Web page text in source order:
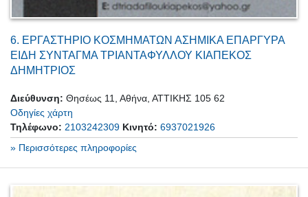
6. ΕΡΓΑΣΤΗΡΙΟ ΚΟΣΜΗΜΑΤΩΝ ΑΣΗΜΙΚΑ ΕΠΑΡΓΥΡΑ
ΕΙΔΗ ΣΥΝΤΑΓΜΑ ΤΡΙΑΝΤΑΦΥΛΛΟΥ ΚΙΑΠΕΚΟΣ
ΔΗΜΗΤΡΙΟΣ
Διεύθυνση: Θησέως 11, Αθήνα, ΑΤΤΙΚΗΣ 105 62
Οδηγίες χάρτη
Τηλέφωνο: 2103242309 Κινητό: 6937021926
» Περισσότερες πληροφορίες